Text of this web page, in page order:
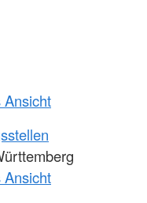
Ansicht
Ansicht